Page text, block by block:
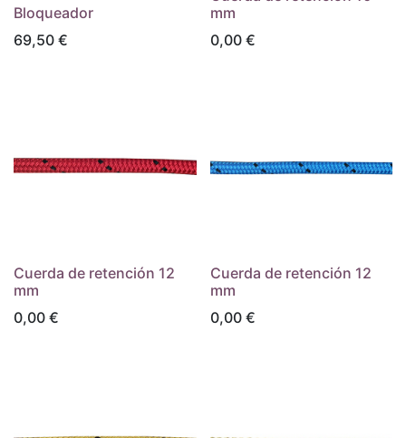
Bloqueador
69,50 €
mm
0,00€
Cuerda de retención 12
mm
0,00 €
Cuerda de retención 12
mm
0,00€